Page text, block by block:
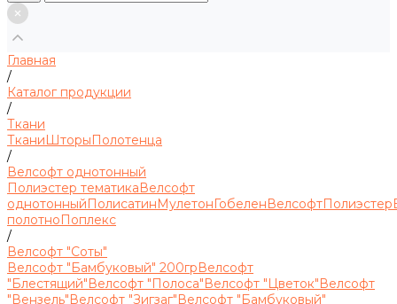
Главная
/
Каталог продукции
/
Ткани
ТканиШторыПолотенца
/
Велсофт однотонный
Полиэстер тематикаВелсофт
однотонныйПолисатинМулетонГобеленВелсофтПолиэстер
полотноПоплекс
/
Велсофт "Соты"
Велсофт "Бамбуковый" 200грВелсофт
"Блестящий"Велсофт "Полоса"Велсофт "Цветок"Велсофт
"Вензель"Велсофт "Зигзаг"Велсофт "Бамбуковый"